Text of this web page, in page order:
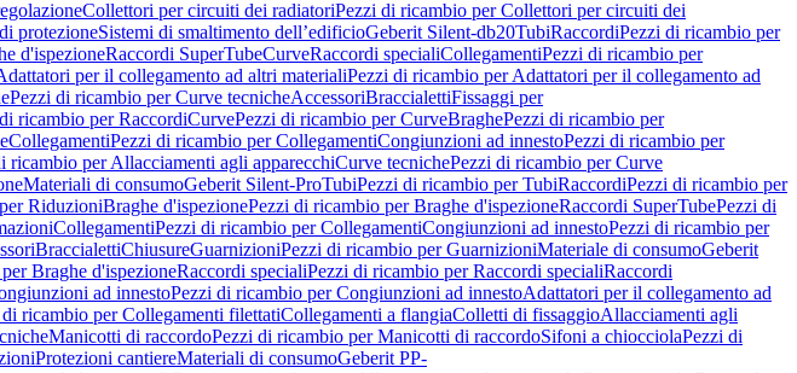
Collettori per circuiti dei radiatoriPezzi di ricambio per Collettori per circuiti dei
protezioneSistemi di smaltimento dell’edificioGeberit Silent-db20TubiRaccordiPezzi di ricambio per
d'ispezioneRaccordi SuperTubeCurveRaccordi specialiCollegamentiPezzi di ricambio per
per il collegamento ad altri materialiPezzi di ricambio per Adattatori per il collegamento ad
Pezzi di ricambio per Curve tecnicheAccessoriBraccialettiFissaggi per
ricambio per RaccordiCurvePezzi di ricambio per CurveBraghePezzi di ricambio per
CollegamentiPezzi di ricambio per CollegamentiCongiunzioni ad innestoPezzi di ricambio per
ricambio per Allacciamenti agli apparecchiCurve tecnichePezzi di ricambio per Curve
Materiali di consumoGeberit Silent-ProTubiPezzi di ricambio per TubiRaccordiPezzi di ricambio per
RiduzioniBraghe d'ispezionePezzi di ricambio per Braghe d'ispezioneRaccordi SuperTubePezzi di
CollegamentiPezzi di ricambio per CollegamentiCongiunzioni ad innestoPezzi di ricambio per
BraccialettiChiusureGuarnizioniPezzi di ricambio per GuarnizioniMateriale di consumoGeberit
Braghe d'ispezioneRaccordi specialiPezzi di ricambio per Raccordi specialiRaccordi
ad innestoPezzi di ricambio per Congiunzioni ad innestoAdattatori per il collegamento ad
ricambio per Collegamenti filettatiCollegamenti a flangiaColletti di fissaggioAllacciamenti agli
Manicotti di raccordoPezzi di ricambio per Manicotti di raccordoSifoni a chiocciolaPezzi di
Protezioni cantiereMateriali di consumoGeberit PP-